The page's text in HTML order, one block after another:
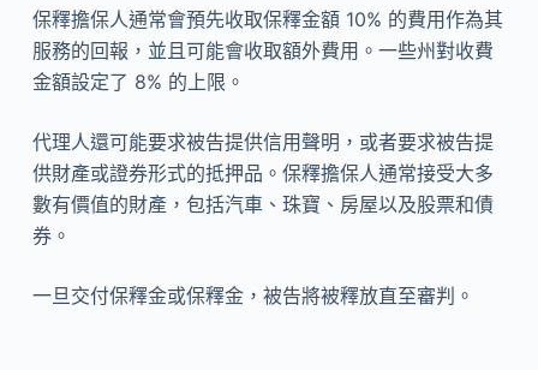
保釋擔保人通常會預先收取保釋金額 10% 的費用作為其
服務的回報，並且可能會收取額外費用。一些州對收費
金額設定了 8% 的上限。
代理人還可能要求被告提供信用聲明，或者要求被告提
供財產或證券形式的抵押品。保釋擔保人通常接受大多
數有價值的財產，包括汽車、珠寶、房屋以及股票和債
券。
一旦交付保釋金或保釋金，被告將被釋放直至審判。